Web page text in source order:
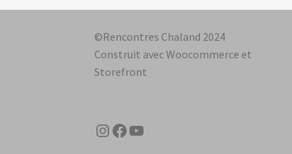
©Rencontres Chaland 2024
Construit avec Woocommerce et
Storefront
Instagram
Facebook
YouTube